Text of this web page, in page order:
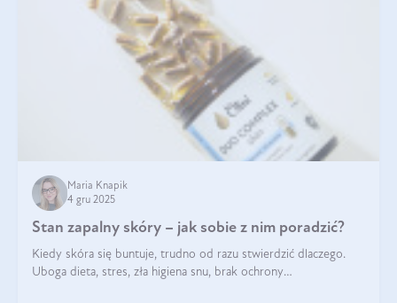
Maria Knapik
4 gru 2025
Stan zapalny skóry – jak sobie z nim poradzić?
Kiedy skóra się buntuje, trudno od razu stwierdzić dlaczego.
Uboga dieta, stres, zła higiena snu, brak ochrony